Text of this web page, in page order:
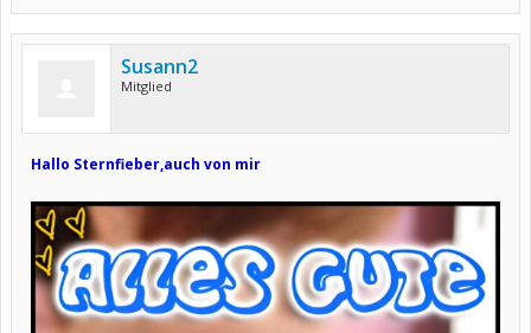
Susann2
Mitglied
Hallo Sternfieber,auch von mir